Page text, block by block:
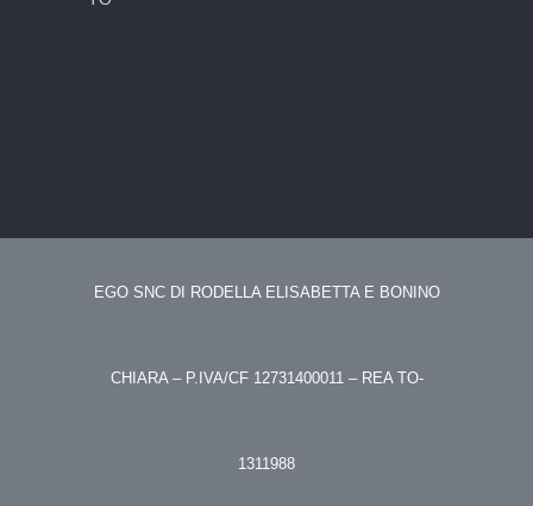
EGO SNC DI RODELLA ELISABETTA E BONINO
CHIARA – P.IVA/CF 12731400011 – REA TO-
1311988